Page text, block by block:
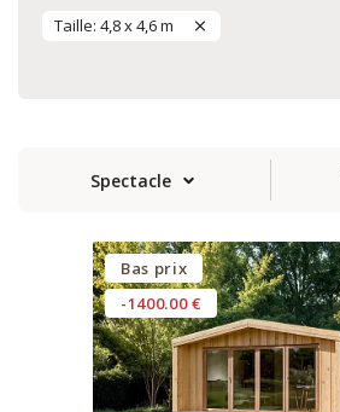
Taille: 4,8 x 4,6 m
Spectacle
Bas prix
-1400.00 €